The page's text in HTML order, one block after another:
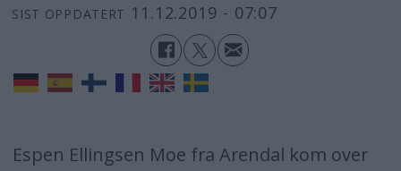
SIST OPPDATERT 11.12.2019 - 07:07
Espen Ellingsen Moe fra Arendal kom over